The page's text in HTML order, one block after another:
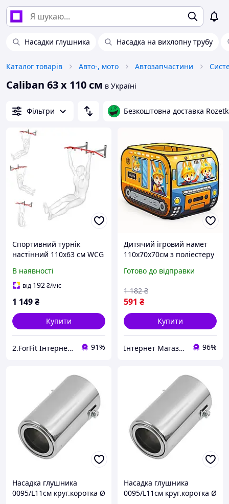
Насадки глушника Насадка на вихлопну трубу
Каталог товарів Авто-, мото Автозапчастини
Caliban 63 х 110 см в Україні
Фільтри Безкоштовна доставка
Спортивний турнік
настінний 110х63 см WCG
та спортзалу з
навантаженням до 150 кг
В наявності
від 192₴/міс
1 149₴
Купити
2.ForFit Інтернет-магазин спортивних товарів 91%
Дитячий ігровий намет
110х70х70см з поліестеру
CO-73
Готово до відправки
591 ₴
1 182 ₴
Купити
Інтернет Магазин "Tano" 96%
Насадка глушника
0095/L11см круг.коротка Ø
Насадка глушника
0095/L11см круг.коротка Ø